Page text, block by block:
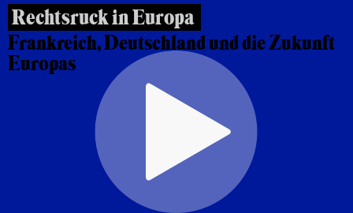
Rechtsruck in Europa
Frankreich, Deutschland und die Zukunft
Europas